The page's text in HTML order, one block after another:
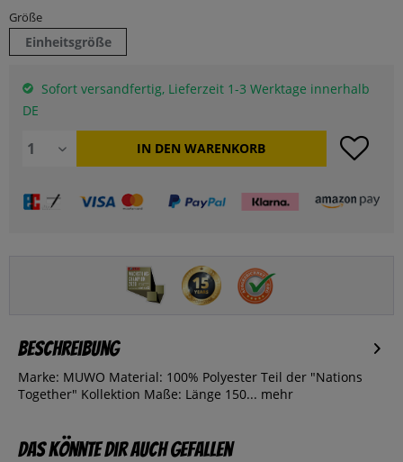
Größe
Einheitsgröße
Sofort versandfertig, Lieferzeit 1-3 Werktage innerhalb
DE
IN DEN WARENKORB
Beschreibung
Marke: MUWO Material: 100% Polyester Teil der "Nations
Together" Kollektion Maße: Länge 150... mehr
Das könnte dir auch gefallen